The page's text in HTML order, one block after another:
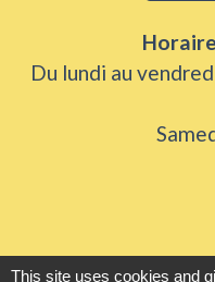
Du lundi au
This site uses cookies and